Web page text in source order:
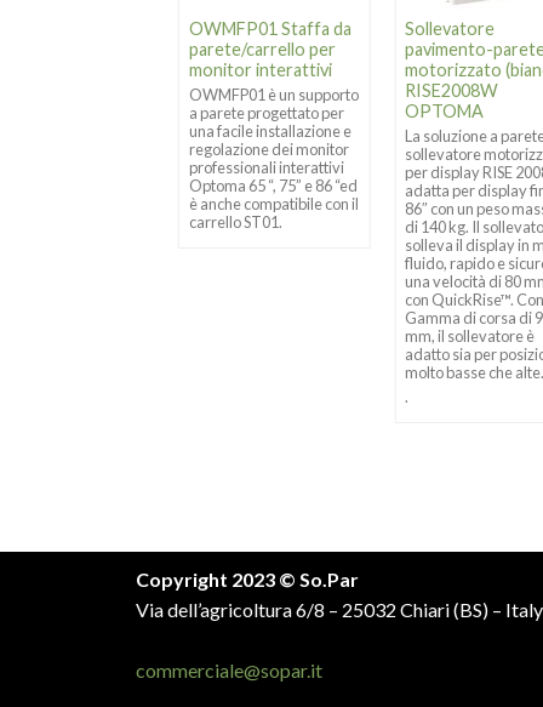
OWMFP01 Staffa da
parete/carrello per
monitor interattivi
OWMFP01 è un supporto
a parete progettato per
una facile installazione e
regolazione dei monitor
professionali interattivi
Optoma 65 “, 75” e 86 “ed
è anche compatibile con il
carrello ST01.
Sollevatore
pavimento-
motorizzato
RISE2008W
OPTOMA
La soluzione a
sollevatore
per display RISE
adatta per display
86″ con un peso
di 140 kg. Il
solleva il display in
fluido, rapido e
una velocità di 80
con QuickRise™.
Gamma di corsa di
mm, il sollevatore è
adatto sia per
molto basse che alte.
.
Copyright 2023 © So.Par
Via dell’agricoltura 6/8 – 25032 Chiari (BS) – Italy
commerciale@sopar.it